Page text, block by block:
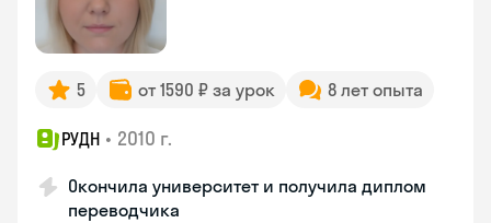
5 от 1590 ₽ за урок 8 лет опыта
РУДН • 2010 г.
Окончила университет и получила диплом
переводчика